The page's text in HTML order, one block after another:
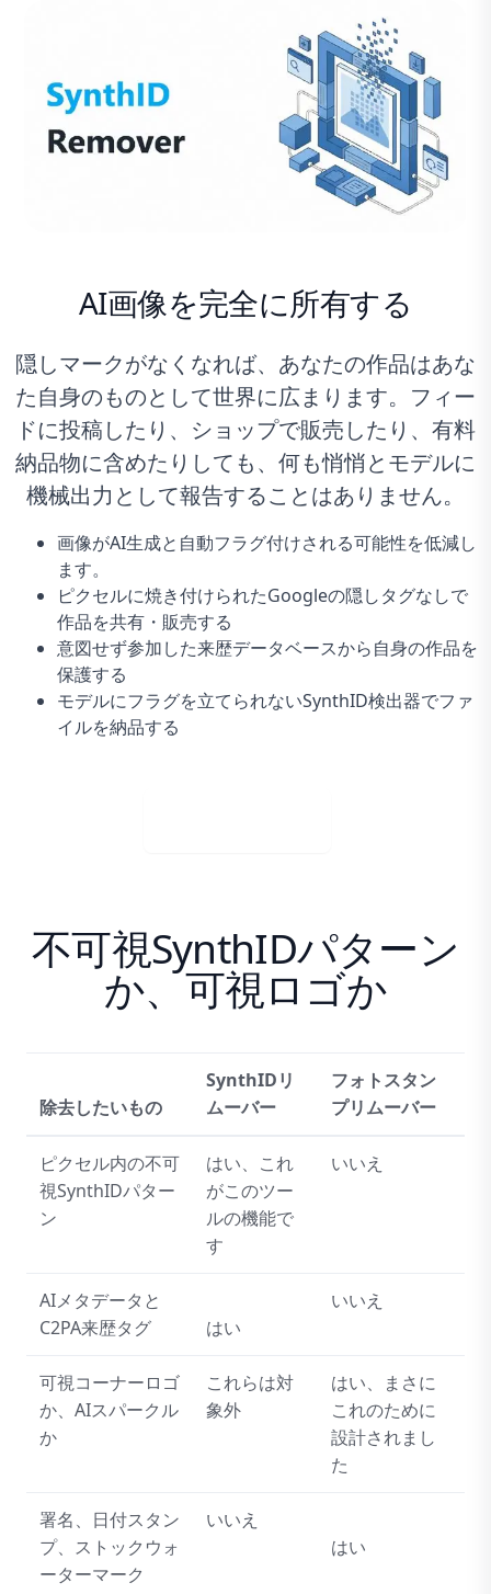
AI画像を完全に所有する
隠しマークがなくなれば、あなたの作品はあな
た自身のものとして世界に広まります。フィー
ドに投稿したり、ショップで販売したり、有料
納品物に含めたりしても、何も悄悄とモデルに
機械出力として報告することはありません。
画像がAI生成と自動フラグ付けされる可能性を低減し
ます。
ピクセルに焼き付けられたGoogleの隠しタグなしで
作品を共有・販売する
意図せず参加した来歴データベースから自身の作品を
保護する
モデルにフラグを立てられないSynthID検出器でファ
イルを納品する
不可視SynthIDパターン
か、可視ロゴか
除去したいもの
SynthIDリ
ムーバー
フォトスタン
プリムーバー
ピクセル内の不可
視SynthIDパター
ン
はい、これ
がこのツー
ルの機能で
す
いいえ
AIメタデータと
C2PA来歴タグ
はい
いいえ
可視コーナーロゴ
か、AIスパークル
か
これらは対
象外
はい、まさに
これのために
設計されまし
た
署名、日付スタン
プ、ストックウォ
ーターマーク
いいえ
はい